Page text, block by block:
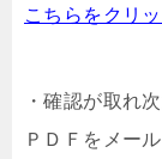
こちらをクリ
・確認が取れ
ＰＤＦをメー